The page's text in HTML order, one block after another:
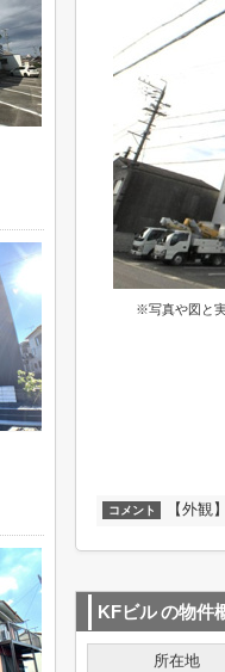
※写真や図と
コメント 【外観
KFビルの物件
所在地